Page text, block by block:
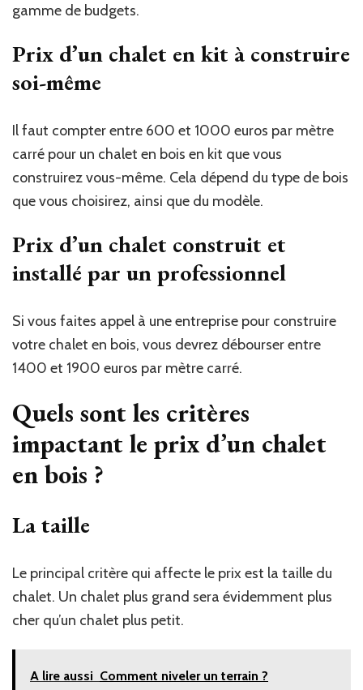
gamme de budgets.
Prix d’un chalet en kit à construire
soi-même
Il faut compter entre 600 et 1000 euros par mètre
carré pour un chalet en bois en kit que vous
construirez vous-même. Cela dépend du type de bois
que vous choisirez, ainsi que du modèle.
Prix d’un chalet construit et
installé par un professionnel
Si vous faites appel à une entreprise pour construire
votre chalet en bois, vous devrez débourser entre
1400 et 1900 euros par mètre carré.
Quels sont les critères
impactant le prix d’un chalet
en bois ?
La taille
Le principal critère qui affecte le prix est la taille du
chalet. Un chalet plus grand sera évidemment plus
cher qu’un chalet plus petit.
A lire aussi Comment niveler un terrain ?